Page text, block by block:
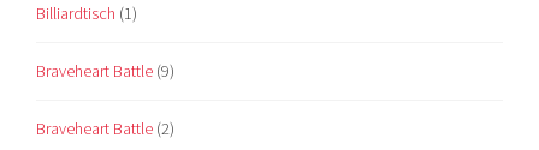
Billiardtisch (1)
Braveheart Battle (9)
Braveheart Battle (2)